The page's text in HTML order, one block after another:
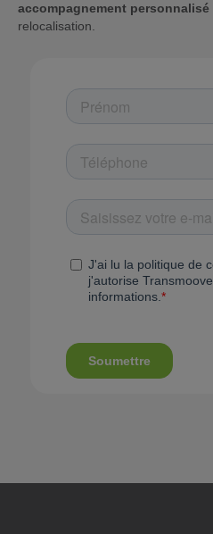
accompagnement personnalisé
relocalisation.